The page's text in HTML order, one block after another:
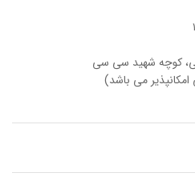
کوچه شهید سی سی
می باشد)